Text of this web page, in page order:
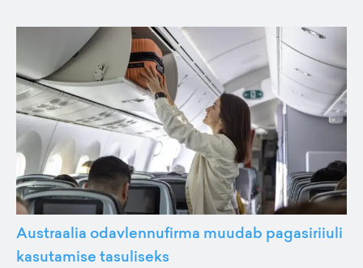
Austraalia odavlennufirma muudab pagasiriiuli
kasutamise tasuliseks